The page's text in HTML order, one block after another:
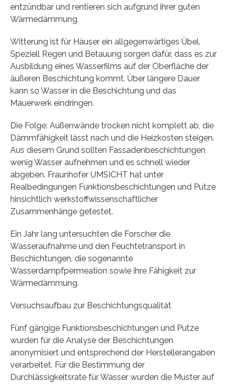
entzündbar und rentieren sich aufgrund ihrer guten
Wärmedämmung.
Witterung ist für Häuser ein allgegenwärtiges Übel.
Speziell Regen und Betauung sorgen dafür, dass es zur
Ausbildung eines Wasserfilms auf der Oberfläche der
äußeren Beschichtung kommt. Über längere Dauer
kann so Wasser in die Beschichtung und das
Mauerwerk eindringen.
Die Folge: Außenwände trocken nicht komplett ab, die
Dämmfähigkeit lässt nach und die Heizkosten steigen.
Aus diesem Grund sollten Fassadenbeschichtungen
wenig Wasser aufnehmen und es schnell wieder
abgeben. Fraunhofer UMSICHT hat unter
Realbedingungen Funktionsbeschichtungen und Putze
hinsichtlich werkstoffwissenschaftlicher
Zusammenhänge getestet.
Ein Jahr lang untersuchten die Forscher die
Wasseraufnahme und den Feuchtetransport in
Beschichtungen, die sogenannte
Wasserdampfpermeation sowie ihre Fähigkeit zur
Wärmedämmung.
Versuchsaufbau zur Beschichtungsqualität
Fünf gängige Funktionsbeschichtungen und Putze
wurden für die Analyse der Beschichtungen
anonymisiert und entsprechend der Herstellerangaben
verarbeitet. Für die Bestimmung der
Durchlässigkeitsrate für Wasser wurden die Muster auf